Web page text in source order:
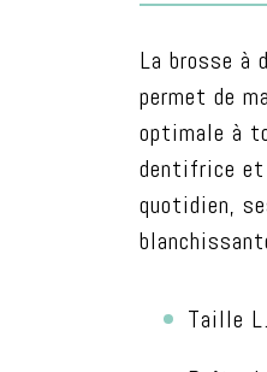
La brosse à
permet de
optimale à
dentifrice et
quotidien,
Taille